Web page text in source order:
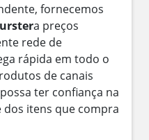
fornecemos
a preços
rede de
rápida em todo o
de canais
ter confiança na
itens que compra